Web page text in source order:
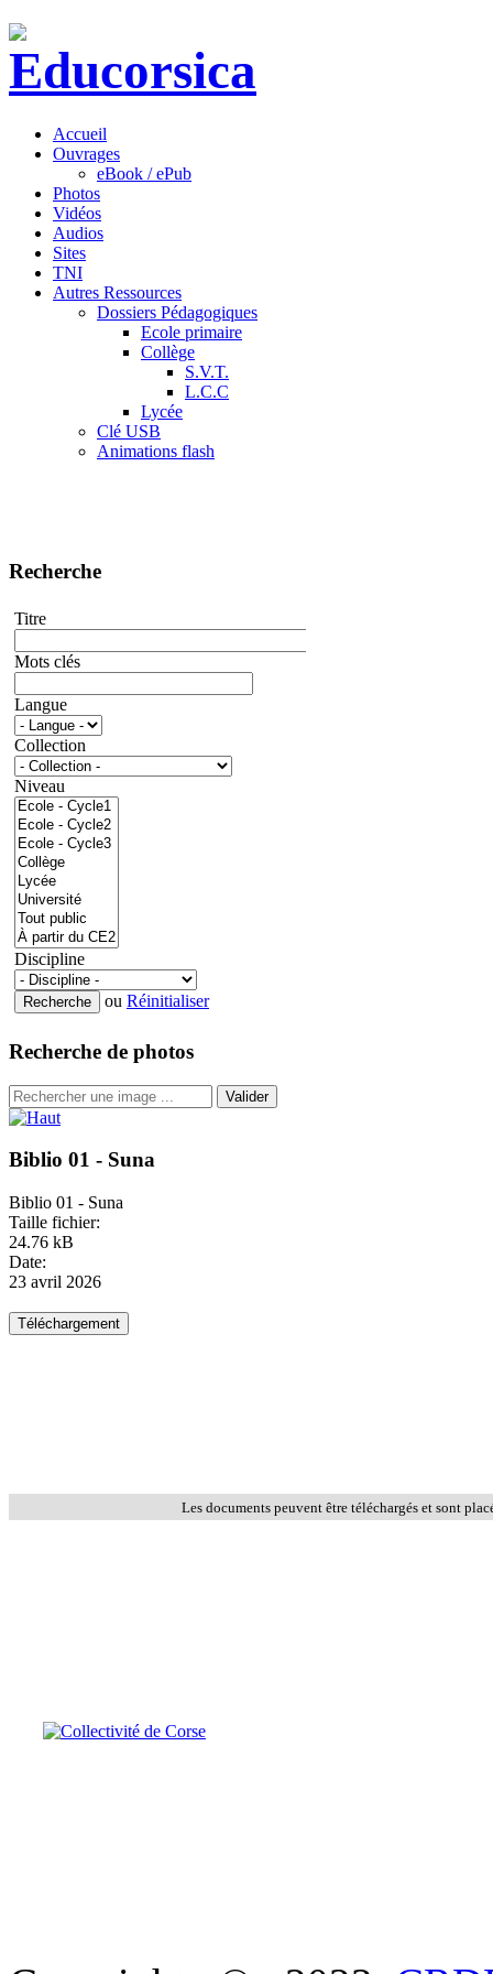
Accueil
Ouvrages
eBook / ePub
Photos
Vidéos
Audios
Sites
TNI
Autres Ressources
Dossiers Pédagogiques
Ecole primaire
Collège
S.V.T.
L.C.C
Lycée
Clé USB
Animations flash
Recherche
Titre
Mots clés
Langue
Collection
Niveau
Discipline
ou Réinitialiser
Recherche de photos
Valider
Biblio 01 - Suna
Biblio 01 - Suna
Taille fichier:
24.76 kB
Date:
23 avril 2026
Les documents peuvent être téléchargés et sont